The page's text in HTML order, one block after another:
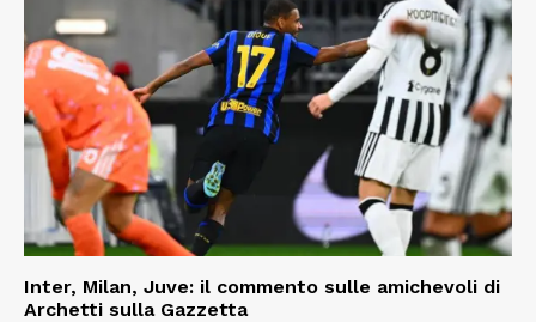
Inter, Milan, Juve: il commento sulle amichevoli di
Archetti sulla Gazzetta